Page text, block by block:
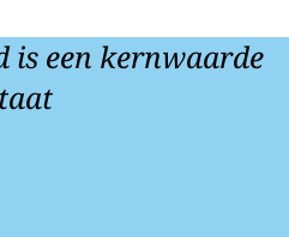
is een kernwaarde